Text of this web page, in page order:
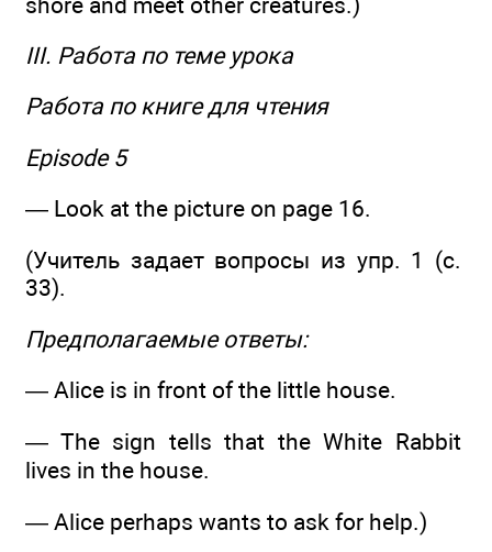
III. Работа по теме урока
Работа по книге для чтения
Episode 5
— Look at the picture on page 16.
(Учитель задает вопросы из упр. 1 (с.
33).
Предполагаемые ответы:
— Alice is in front of the little house.
— The sign tells that the White Rabbit
lives in the house.
— Alice perhaps wants to ask for help.)